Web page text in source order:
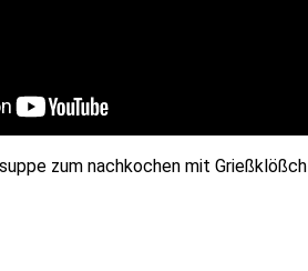
zum nachkochen mit Grießklößch